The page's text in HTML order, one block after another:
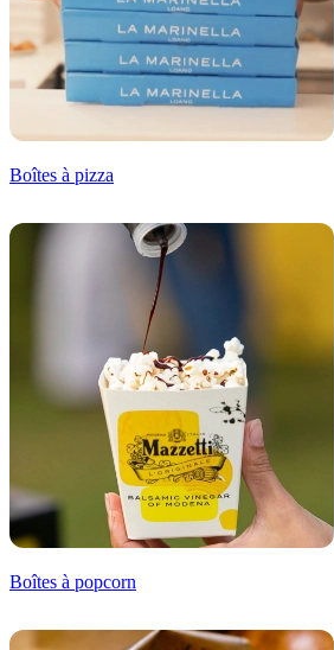
Boîtes à pizza
Boîtes à popcorn